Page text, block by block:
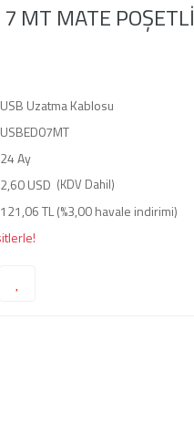
MT MATE POŞETLİ
USB Uzatma Kablosu
USBED07MT
24 Ay
2,60 USD (KDV Dahil)
121,06 TL (%3,00 havale indirimi)